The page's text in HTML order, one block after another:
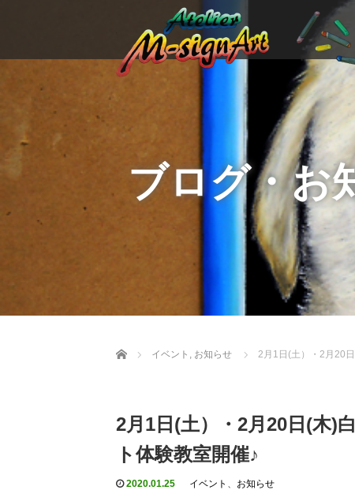
ブログ・お
Home イベント , お知らせ 2月1日(土）・2月20
2月1日(土）・2月20日(木)
ト体験教室開催♪
2020.01.25 イベント 、 お知らせ